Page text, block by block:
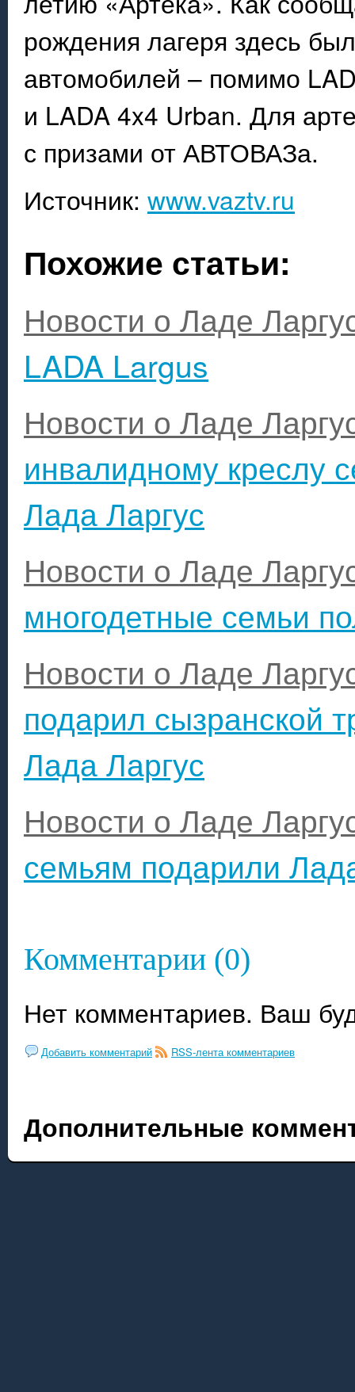
рождения лагеря здесь
автомобилей – помимо
и LADA 4x4 Urban. Для
с призами от АВТОВАЗа.
Источник: www.vaztv.ru
Похожие статьи:
Новости о Ладе
LADA Largus
Новости о Ладе
инвалидному креслу
Лада Ларгус
Новости о Ладе
многодетные семьи
Новости о Ладе
подарил сызранской
Лада Ларгус
Новости о Ладе
семьям подарили
Комментарии (0)
Нет комментариев. Ваш
Добавить комментарий RSS-лента комментариев
Дополнительные